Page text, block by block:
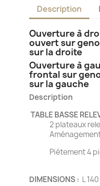
Description
Ouverture à
ouvert sur
sur la droite
Ouverture à
frontal sur
sur la gauche
Description
TABLE BASSE
2 plateaux
Aménagement
DIMENSIONS : L